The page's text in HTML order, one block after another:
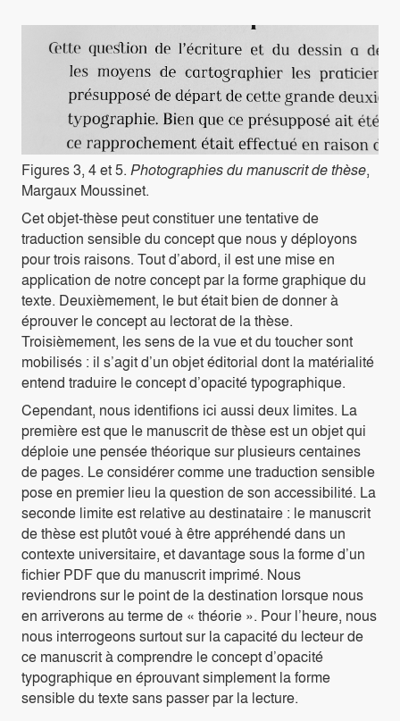
Figures 3, 4 et 5. Photographies du manuscrit de thèse,
Margaux Moussinet.
Cet objet-thèse peut constituer une tentative de
traduction sensible du concept que nous y déployons
pour trois raisons. Tout d’abord, il est une mise en
application de notre concept par la forme graphique du
texte. Deuxièmement, le but était bien de donner à
éprouver le concept au lectorat de la thèse.
Troisièmement, les sens de la vue et du toucher sont
mobilisés : il s’agit d’un objet éditorial dont la matérialité
entend traduire le concept d’opacité typographique.
Cependant, nous identifions ici aussi deux limites. La
première est que le manuscrit de thèse est un objet qui
déploie une pensée théorique sur plusieurs centaines
de pages. Le considérer comme une traduction sensible
pose en premier lieu la question de son accessibilité. La
seconde limite est relative au destinataire : le manuscrit
de thèse est plutôt voué à être appréhendé dans un
contexte universitaire, et davantage sous la forme d’un
fichier PDF que du manuscrit imprimé. Nous
reviendrons sur le point de la destination lorsque nous
en arriverons au terme de « théorie ». Pour l’heure, nous
nous interrogeons surtout sur la capacité du lecteur de
ce manuscrit à comprendre le concept d’opacité
typographique en éprouvant simplement la forme
sensible du texte sans passer par la lecture.